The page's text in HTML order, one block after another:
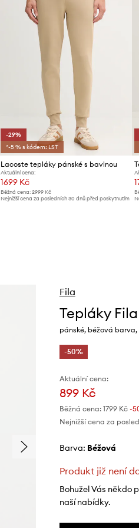
-29%
*-5 % s kódem: LST
Lacoste tepláky pánské s bavlnou
Aktuální cena:
1699 Kč
Běžná cena: 2999 Kč
Nejnižší cena za posledních 30 dnů před poskytnutím
Fila
Tepláky
pánské, béžová barva,
-50%
Aktuální cena:
899 Kč
Běžná cena: 1799 Kč-
Nejnižší cena za
Barva: béžová
Produkt již není
Bohužel Vás někdo
naší nabídky.